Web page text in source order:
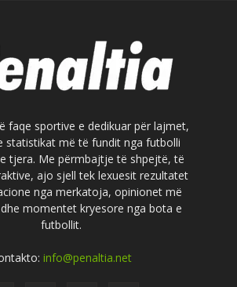
faqe sportive e dedikuar për lajmet,
statistikat më të fundit nga futbolli
tjera. Me përmbajtje të shpejtë, të
ajo sjell tek lexuesit rezultatet
nga merkatoja, opinionet më
momentet kryesore nga bota e
futbollit.
info@penaltia.net